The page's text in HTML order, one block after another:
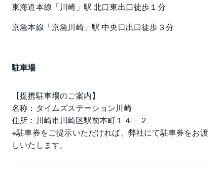
東海道本線「川崎」駅 北口東出口徒歩１分
京急本線「京急川崎」駅 中央口出口徒歩３分
駐車場
【提携駐車場のご案内】
名称：タイムズステーション川崎
住所：川崎市川崎区駅前本町１４－２
※駐車券をご提示いただければ、弊社にて駐車券をお渡
しいたします。